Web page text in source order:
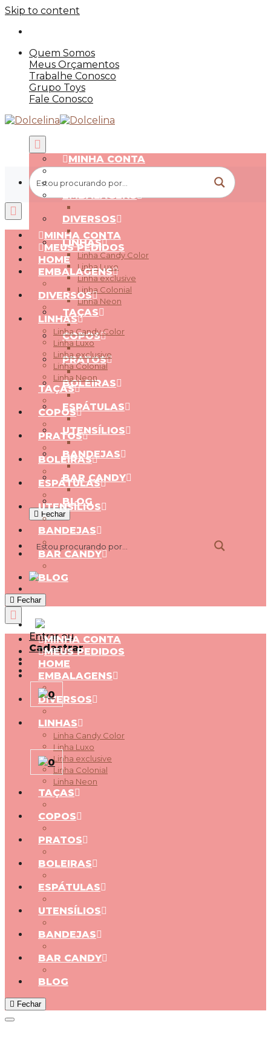
Skip to content
Quem Somos
Meus Orçamentos
Trabalhe Conosco
Grupo Toys
Fale Conosco
MINHA CONTA
MEUS PEDIDOS
HOME
EMBALAGENS
DIVERSOS
LINHAS
Linha Candy Color
Linha Luxo
Linha exclusive
Linha Colonial
Linha Neon
TAÇAS
COPOS
PRATOS
BOLEIRAS
ESPÁTULAS
UTENSÍLIOS
BANDEJAS
BAR CANDY
BLOG
Fechar
Entrar ou
Cadastrar
0
0
MINHA CONTA
MEUS PEDIDOS
HOME
EMBALAGENS
DIVERSOS
LINHAS
Linha Candy Color
Linha Luxo
Linha exclusive
Linha Colonial
Linha Neon
TAÇAS
COPOS
PRATOS
BOLEIRAS
ESPÁTULAS
UTENSÍLIOS
BANDEJAS
BAR CANDY
BLOG
Fechar
MINHA CONTA
MEUS PEDIDOS
HOME
EMBALAGENS
DIVERSOS
LINHAS
Linha Candy Color
Linha Luxo
Linha exclusive
Linha Colonial
Linha Neon
TAÇAS
COPOS
PRATOS
BOLEIRAS
ESPÁTULAS
UTENSÍLIOS
BANDEJAS
BAR CANDY
BLOG
Fechar